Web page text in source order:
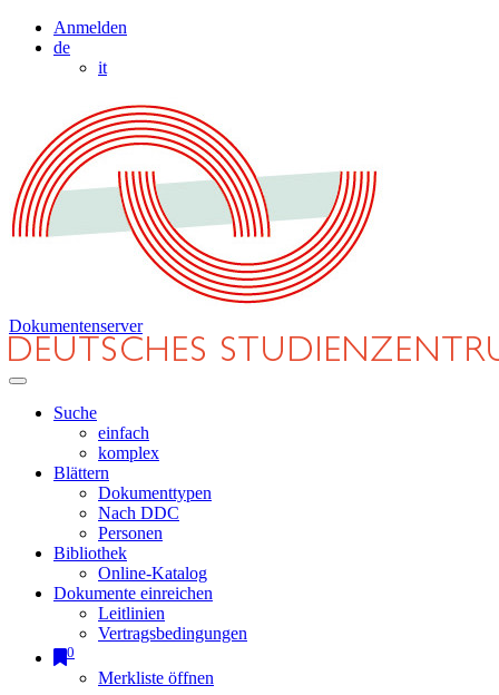
Anmelden
de
it
Dokumentenserver
Suche
einfach
komplex
Blättern
Dokumenttypen
Nach DDC
Personen
Bibliothek
Online-Katalog
Dokumente einreichen
Leitlinien
Vertragsbedingungen
0
Merkliste öffnen